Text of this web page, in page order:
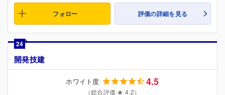
フォロー 評価の詳細を見る
24
開発技建
ホワイト度 4.5
（総合評価 ★ 4.2）